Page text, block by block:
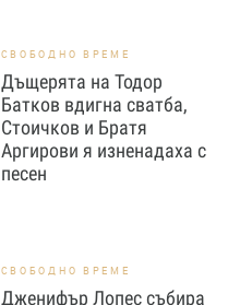
СВОБОДНО ВРЕМЕ
Дъщерята на Тодор
Батков вдигна сватба,
Стоичков и Братя
Аргирови я изненадаха с
песен
СВОБОДНО ВРЕМЕ
Дженифър Лопес събира